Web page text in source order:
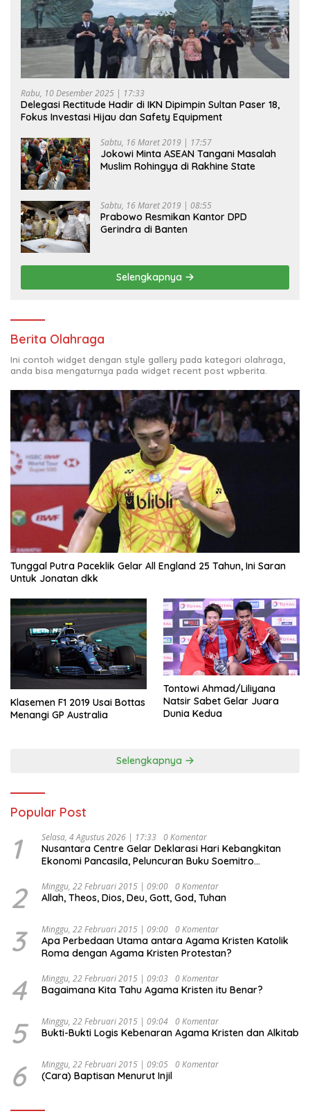
Rabu, 10 Desember 2025 | 17:33
Delegasi Rectitude Hadir di IKN Dipimpin Sultan Paser 18,
Fokus Investasi Hijau dan Safety Equipment
Sabtu, 16 Maret 2019 | 17:57
Jokowi Minta ASEAN Tangani Masalah
Muslim Rohingya di Rakhine State
Sabtu, 16 Maret 2019 | 08:55
Prabowo Resmikan Kantor DPD
Gerindra di Banten
Selengkapnya
Berita Olahraga
Ini contoh widget dengan style gallery pada kategori olahraga,
anda bisa mengaturnya pada widget recent post wpberita.
Tunggal Putra Paceklik Gelar All England 25 Tahun, Ini Saran
Untuk Jonatan dkk
Klasemen F1 2019 Usai Bottas
Menangi GP Australia
Tontowi Ahmad/Liliyana
Natsir Sabet Gelar Juara
Dunia Kedua
Selengkapnya
Popular Post
1 Selasa, 4 Agustus 2026 | 17:33 0 Komentar
Nusantara Centre Gelar Deklarasi Hari Kebangkitan
Ekonomi Pancasila, Peluncuran Buku Soemitro
Ekonomi Politik Indonesia) & Simposium Nasional
“Urgensi Undang-Undang Perekonomian Nasional dan
Indonesia Emas 2045”,
2 Minggu, 22 Februari 2015 | 09:00 0 Komentar
Allah, Theos, Dios, Deu, Gott, God, Tuhan
3 Minggu, 22 Februari 2015 | 09:00 0 Komentar
Apa Perbedaan Utama antara Agama Kristen Katolik
Roma dengan Agama Kristen Protestan?
4 Minggu, 22 Februari 2015 | 09:03 0 Komentar
Bagaimana Kita Tahu Agama Kristen itu Benar?
5 Minggu, 22 Februari 2015 | 09:04 0 Komentar
Bukti-Bukti Logis Kebenaran Agama Kristen dan Alkitab
6 Minggu, 22 Februari 2015 | 09:05 0 Komentar
(Cara) Baptisan Menurut Injil